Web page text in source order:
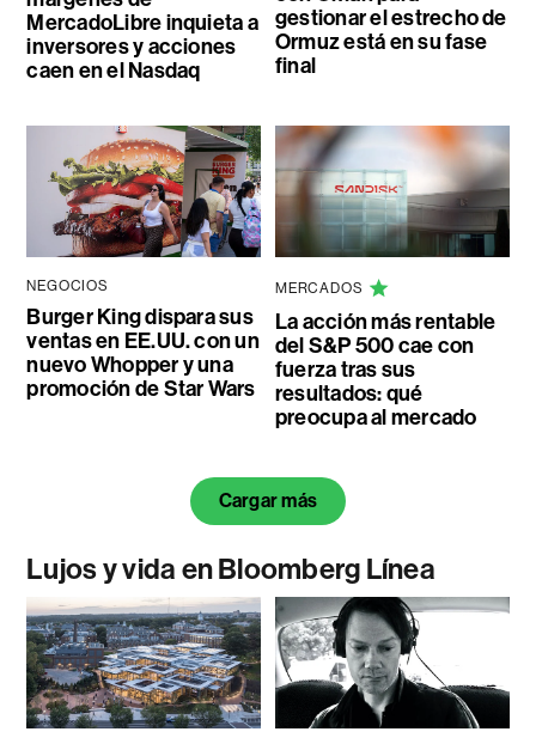
MercadoLibre inquieta a
inversores y acciones
caen en el Nasdaq
gestionar el estrecho de
Ormuz está en su fase
final
NEGOCIOS
Burger King dispara sus
ventas en EE.UU. con un
nuevo Whopper y una
promoción de Star Wars
MERCADOS
La acción más rentable
del S&P 500 cae con
fuerza tras sus
resultados: qué
preocupa al mercado
Cargar más
Lujos y vida en Bloomberg Línea